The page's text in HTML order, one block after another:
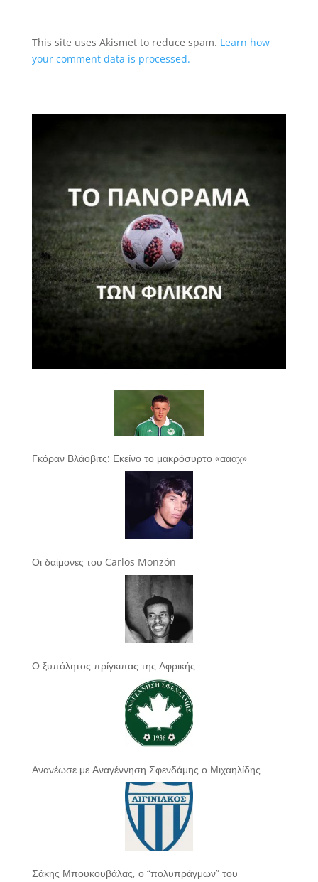
This site uses Akismet to reduce spam. Learn how
your comment data is processed.
Γκόραν Βλάοβιτς: Εκείνο το μακρόσυρτο «αααχ»
Οι δαίμονες του Carlos Monzón
Ο ξυπόλητος πρίγκιπας της Αφρικής
Ανανέωσε με Αναγέννηση Σφενδάμης ο Μιχαηλίδης
Σάκης Μπουκουβάλας, ο “πολυπράγμων” του